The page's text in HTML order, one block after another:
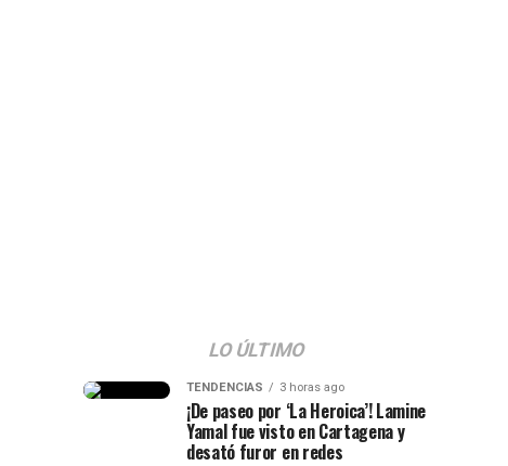
LO ÚLTIMO
TENDENCIAS 3 horas ago
¡De paseo por ‘La Heroica’! Lamine
Yamal fue visto en Cartagena y
desató furor en redes